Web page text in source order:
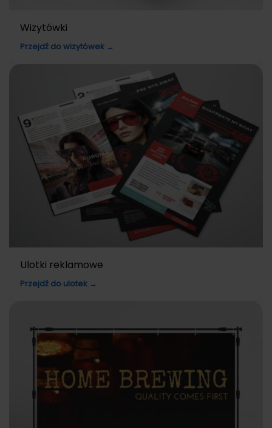
Wizytówki
Przejdź do wizytówek →
Ulotki reklamowe
Przejdź do ulotek →